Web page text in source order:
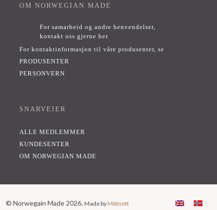
OM NORWEGIAN MADE
For samarbeid og andre henvendelser,
kontakt oss gjerne her.
For kontaktinformasjon til våre produsenter, se
PRODUSENTER
PERSONVERN
SNARVEIER
ALLE MEDLEMMER
KUNDESENTER
OM NORWEGIAN MADE
© Norwegain Made 2026. Made byMittnett